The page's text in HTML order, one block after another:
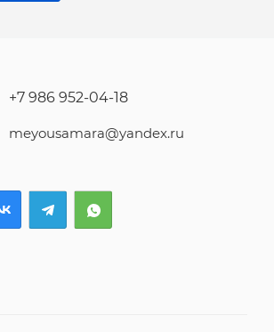
+7 986 952-04-18
meyousamara@yandex.ru